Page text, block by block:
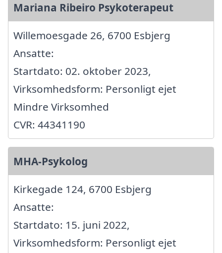
Mariana Ribeiro Psykoterapeut
Willemoesgade 26, 6700 Esbjerg
Ansatte:
Startdato: 02. oktober 2023,
Virksomhedsform: Personligt ejet
Mindre Virksomhed
CVR: 44341190
MHA-Psykolog
Kirkegade 124, 6700 Esbjerg
Ansatte:
Startdato: 15. juni 2022,
Virksomhedsform: Personligt ejet